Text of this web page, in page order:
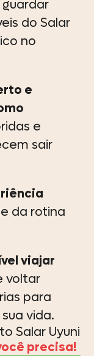
guardar
do Salar
no
e
e
sair
da rotina
viajar
voltar
para
vida.
Salar Uyuni
precisa!